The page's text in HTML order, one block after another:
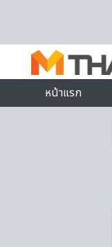
หน้าแรก